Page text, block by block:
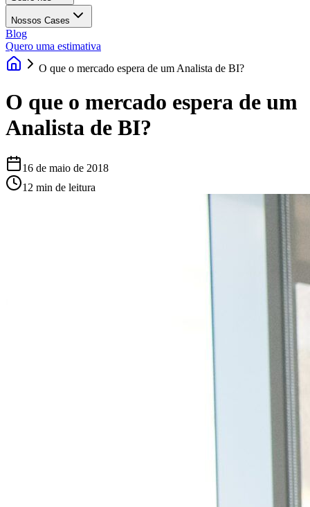
Nossos Cases
Blog
Quero uma estimativa
O que o mercado espera de um Analista de BI?
O que o mercado espera de um
Analista de BI?
16 de maio de 2018
12 min de leitura